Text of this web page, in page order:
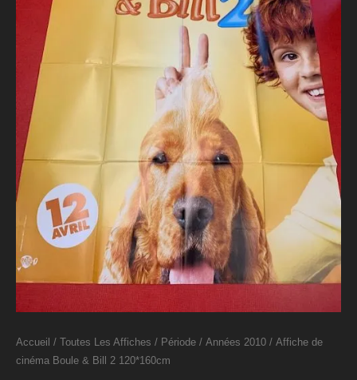
Accueil / Toutes Les Affiches / Période / Années 2010 / Affiche de
cinéma Boule & Bill 2 120*160cm